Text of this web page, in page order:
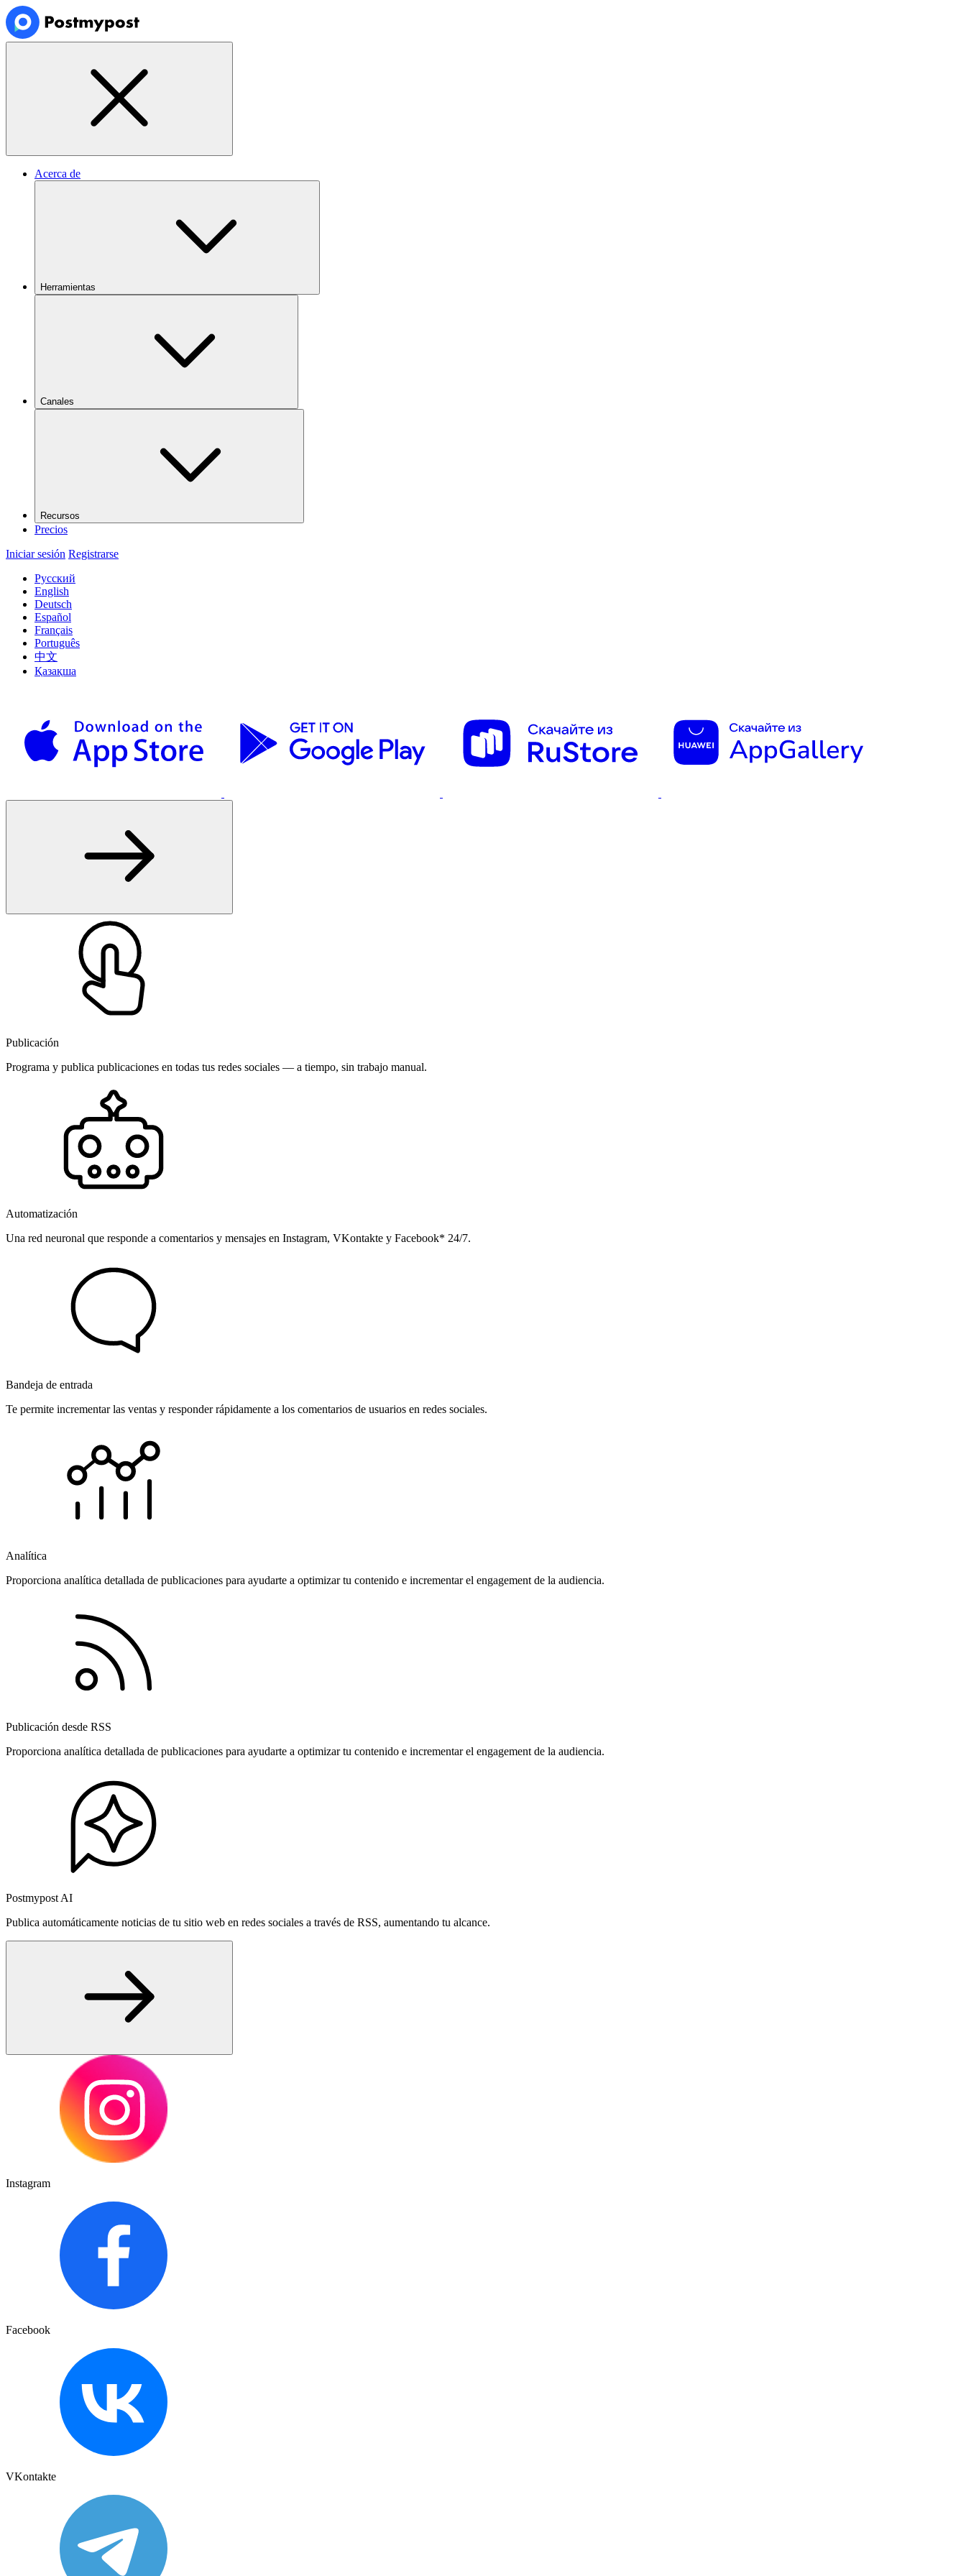
Acerca de
Herramientas
Canales
Recursos
Precios
Iniciar sesión Registrarse
Русский
English
Deutsch
Español
Français
Português
中文
Қазақша
Publicación
Programa y publica publicaciones en todas tus redes sociales — a tiempo, sin trabajo manual.
Automatización
Una red neuronal que responde a comentarios y mensajes en Instagram, VKontakte y Facebook* 24/7.
Bandeja de entrada
Te permite incrementar las ventas y responder rápidamente a los comentarios de usuarios en redes sociales.
Analítica
Proporciona analítica detallada de publicaciones para ayudarte a optimizar tu contenido e incrementar el engagement de la audiencia.
Publicación desde RSS
Proporciona analítica detallada de publicaciones para ayudarte a optimizar tu contenido e incrementar el engagement de la audiencia.
Postmypost AI
Publica automáticamente noticias de tu sitio web en redes sociales a través de RSS, aumentando tu alcance.
Instagram
Facebook
VKontakte